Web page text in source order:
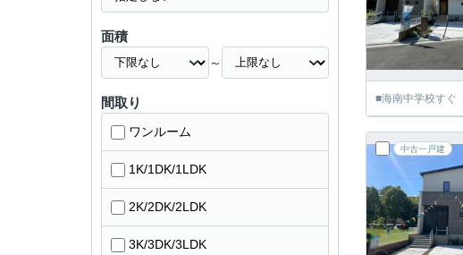
■海南中学校すぐ
中古一戸建
面積
～
間取り
ワンルーム
1K/1DK/1LDK
2K/2DK/2LDK
3K/3DK/3LDK